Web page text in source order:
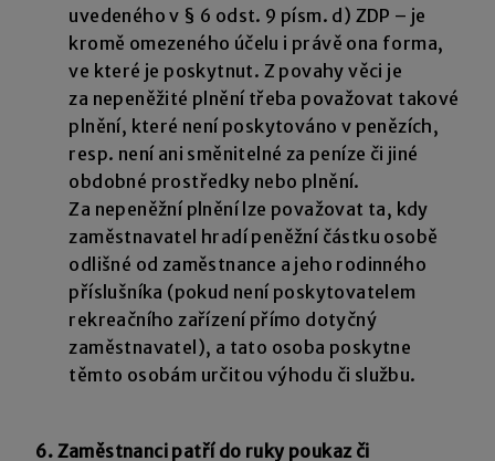
uvedeného v § 6 odst. 9 písm. d) ZDP – je
kromě omezeného účelu i právě ona forma,
ve které je poskytnut. Z povahy věci je
za nepeněžité plnění třeba považovat takové
plnění, které není poskytováno v penězích,
resp. není ani směnitelné za peníze či jiné
obdobné prostředky nebo plnění.
Za nepeněžní plnění lze považovat ta, kdy
zaměstnavatel hradí peněžní částku osobě
odlišné od zaměstnance a jeho rodinného
příslušníka (pokud není poskytovatelem
rekreačního zařízení přímo dotyčný
zaměstnavatel), a tato osoba poskytne
těmto osobám určitou výhodu či službu.
6. Zaměstnanci patří do ruky poukaz či